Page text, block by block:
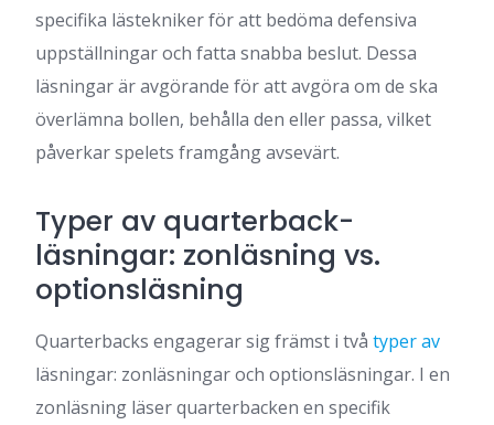
specifika lästekniker för att bedöma defensiva
uppställningar och fatta snabba beslut. Dessa
läsningar är avgörande för att avgöra om de ska
överlämna bollen, behålla den eller passa, vilket
påverkar spelets framgång avsevärt.
Typer av quarterback-
läsningar: zonläsning vs.
optionsläsning
Quarterbacks engagerar sig främst i två typer av
läsningar: zonläsningar och optionsläsningar. I en
zonläsning läser quarterbacken en specifik